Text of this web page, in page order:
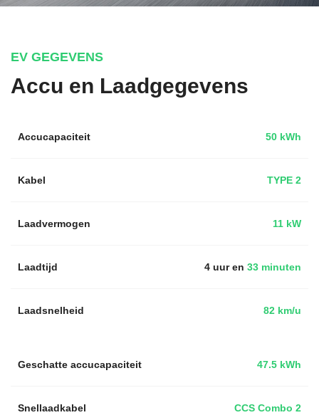
EV GEGEVENS
Accu en Laadgegevens
Accucapaciteit 50 kWh
Kabel TYPE 2
Laadvermogen 11 kW
Laadtijd 4 uur en 33 minuten
Laadsnelheid 82 km/u
47.5 kWh
Geschatte accucapaciteit
Snellaadkabel CCS Combo 2